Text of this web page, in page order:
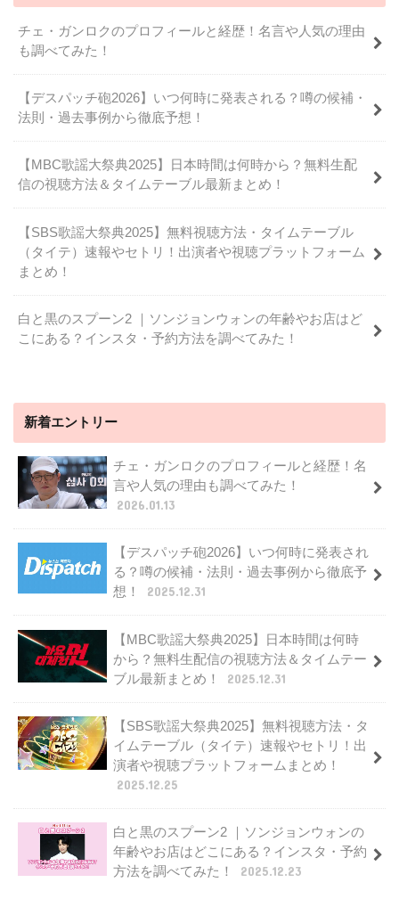
チェ・ガンロクのプロフィールと経歴！名言や人気の理由
も調べてみた！
【デスパッチ砲2026】いつ何時に発表される？噂の候補・
法則・過去事例から徹底予想！
【MBC歌謡大祭典2025】日本時間は何時から？無料生配
信の視聴方法＆タイムテーブル最新まとめ！
【SBS歌謡大祭典2025】無料視聴方法・タイムテーブル
（タイテ）速報やセトリ！出演者や視聴プラットフォーム
まとめ！
白と黒のスプーン2 ｜ソンジョンウォンの年齢やお店はど
こにある？インスタ・予約方法を調べてみた！
新着エントリー
チェ・ガンロクのプロフィールと経歴！名
言や人気の理由も調べてみた！
2026.01.13
【デスパッチ砲2026】いつ何時に発表され
る？噂の候補・法則・過去事例から徹底予
想！
2025.12.31
【MBC歌謡大祭典2025】日本時間は何時
から？無料生配信の視聴方法＆タイムテー
ブル最新まとめ！
2025.12.31
【SBS歌謡大祭典2025】無料視聴方法・タ
イムテーブル（タイテ）速報やセトリ！出
演者や視聴プラットフォームまとめ！
2025.12.25
白と黒のスプーン2 ｜ソンジョンウォンの
年齢やお店はどこにある？インスタ・予約
方法を調べてみた！
2025.12.23